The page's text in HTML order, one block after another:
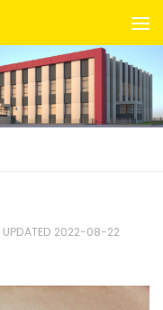
UPDATED 2022-08-22